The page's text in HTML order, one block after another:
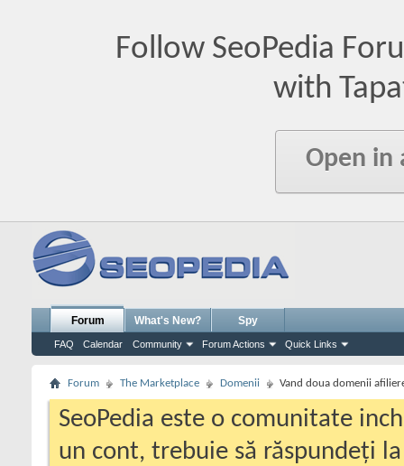
Follow SeoPedia
with
Open in
Forum
FAQ Calendar Community Forum Actions Quick Links
What's New? Spy
Forum The Marketplace Domenii Vand doua domenii
SeoPedia este o comunitate
un cont, trebuie să răspundeți